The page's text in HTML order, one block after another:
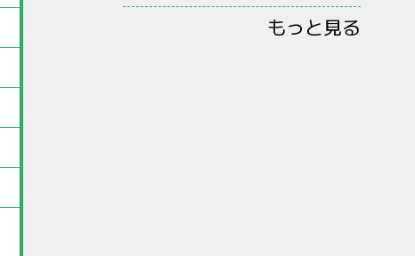
もっと見る